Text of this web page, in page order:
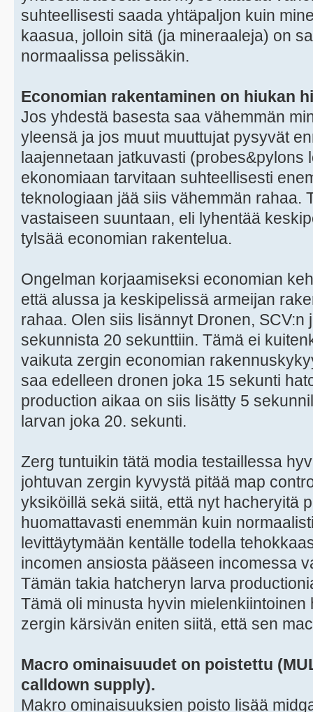
suhteellisesti saada yhtäpaljon kuin
kaasua, jolloin sitä (ja mineraaleja) on
normaalissa pelissäkin.
Economian rakentaminen on hiukan
Jos yhdestä basesta saa vähemmän
yleensä ja jos muut muuttujat pysyvät
laajennetaan jatkuvasti (probes&pylons
ekonomiaan tarvitaan suhteellisesti
teknologiaan jää siis vähemmän rahaa.
vastaiseen suuntaan, eli lyhentää
tylsää economian rakentelua.
Ongelman korjaamiseksi economian
että alussa ja keskipelissä armeijan
rahaa. Olen siis lisännyt Dronen,
sekunnista 20 sekunttiin. Tämä ei
vaikuta zergin economian
saa edelleen dronen joka 15 sekunti
production aikaa on siis lisätty 5
larvan joka 20. sekunti.
Zerg tuntuikin tätä modia testaillessa
johtuvan zergin kyvystä pitää map
yksiköillä sekä siitä, että nyt hacheryitä
huomattavasti enemmän kuin
levittäytymään kentälle todella
incomen ansiosta pääseen incomessa
Tämän takia hatcheryn larva
Tämä oli minusta hyvin mielenkiintoinen
zergin kärsivän eniten siitä, että sen
Macro ominaisuudet on poistettu
calldown supply).
Makro ominaisuuksien poisto lisää